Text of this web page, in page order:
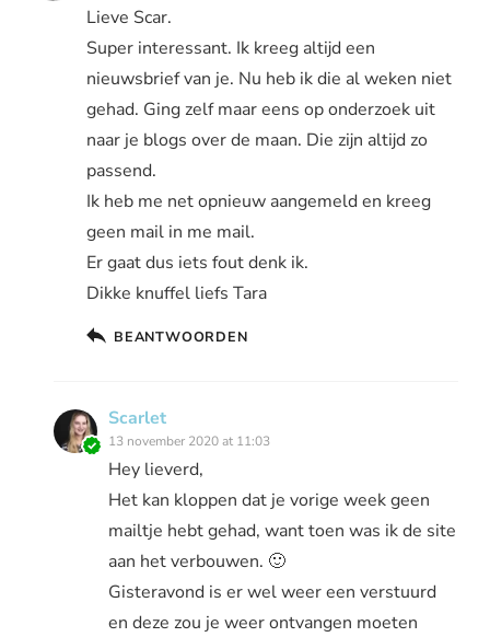
Lieve Scar.
Super interessant. Ik kreeg altijd een
nieuwsbrief van je. Nu heb ik die al weken niet
gehad. Ging zelf maar eens op onderzoek uit
naar je blogs over de maan. Die zijn altijd zo
passend.
Ik heb me net opnieuw aangemeld en kreeg
geen mail in me mail.
Er gaat dus iets fout denk ik.
Dikke knuffel liefs Tara
BEANTWOORDEN
Scarlet
13 november 2020 at 11:03
Hey lieverd,
Het kan kloppen dat je vorige week geen
mailtje hebt gehad, want toen was ik de site
aan het verbouwen. 🙂
Gisteravond is er wel weer een verstuurd
en deze zou je weer ontvangen moeten